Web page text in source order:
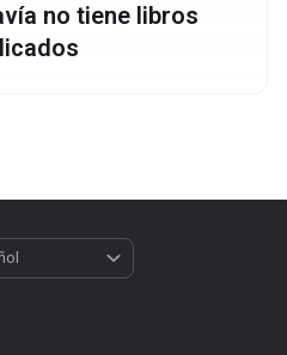
no tiene libros